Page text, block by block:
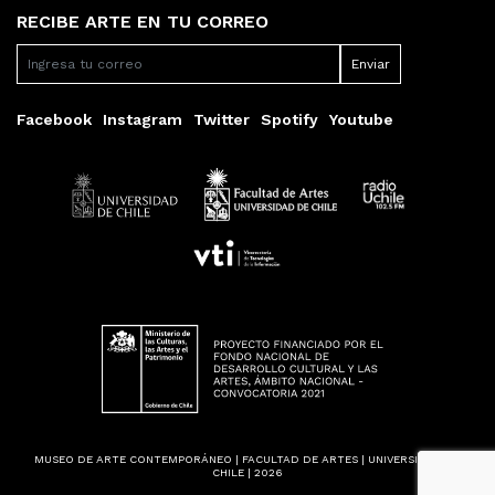
RECIBE ARTE EN TU CORREO
Facebook Instagram Twitter Spotify Youtube
MUSEO DE ARTE CONTEMPORÁNEO | FACULTAD DE ARTES | UNIVERSIDAD DE
CHILE | 2026